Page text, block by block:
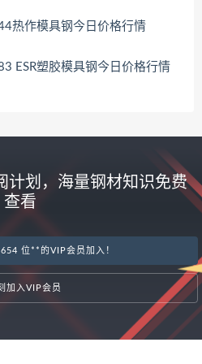
热作模具钢今日价格行情
ESR塑胶模具钢今日价格行情
计划，海量钢材知识免费
查看
位**的VIP会员加入！
加入VIP会员